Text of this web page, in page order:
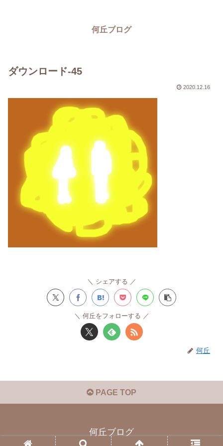
何丘ブログ
ダウンロード-45
2020.12.16
シェアする
何丘をフォローする
何丘
PAGE TOP
何丘ブログ